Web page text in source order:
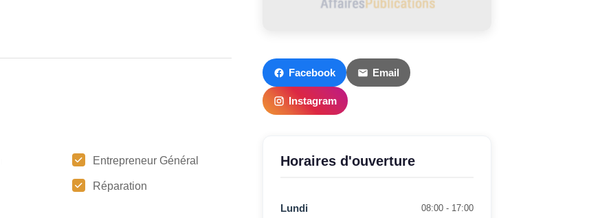
Entrepreneur Général
Réparation
Facebook Email
Instagram
Horaires d'ouverture
Lundi 08:00 - 17:00